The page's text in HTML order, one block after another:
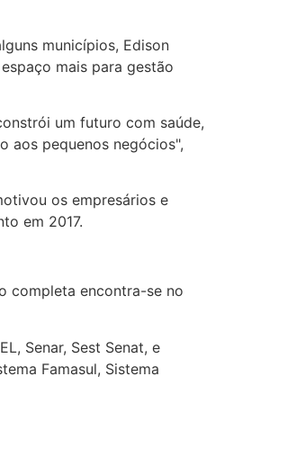
municípios, Edison
mais para gestão
um futuro com saúde,
aos pequenos negócios",
os empresários e
em 2017.
completa encontra-se no
Senar, Sest Senat, e
Famasul, Sistema